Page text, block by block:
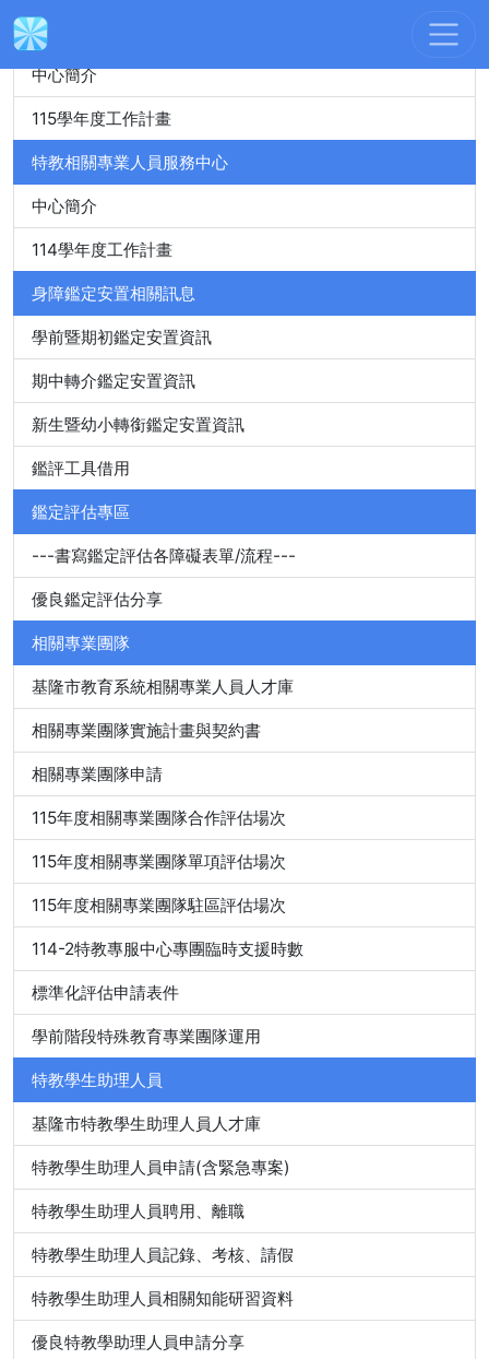
身心障礙特殊教育資源中心
中心簡介
115學年度工作計畫
特教相關專業人員服務中心
中心簡介
114學年度工作計畫
身障鑑定安置相關訊息
學前暨期初鑑定安置資訊
期中轉介鑑定安置資訊
新生暨幼小轉銜鑑定安置資訊
鑑評工具借用
鑑定評估專區
---書寫鑑定評估各障礙表單/流程---
優良鑑定評估分享
相關專業團隊
基隆市教育系統相關專業人員人才庫
相關專業團隊實施計畫與契約書
相關專業團隊申請
115年度相關專業團隊合作評估場次
115年度相關專業團隊單項評估場次
115年度相關專業團隊駐區評估場次
114-2特教專服中心專團臨時支援時數
標準化評估申請表件
學前階段特殊教育專業團隊運用
特教學生助理人員
基隆市特教學生助理人員人才庫
特教學生助理人員申請(含緊急專案)
特教學生助理人員聘用、離職
特教學生助理人員記錄、考核、請假
特教學生助理人員相關知能研習資料
優良特教學助理人員申請分享